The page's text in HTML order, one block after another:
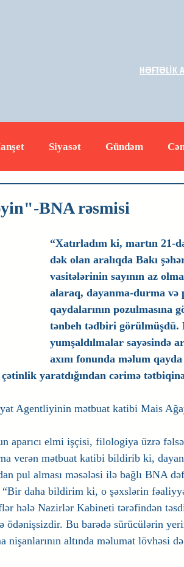
Siyasət Gündəm
BNA rəsmisi
“Xatırladım ki, martın 21-
dək olan aralıqda Bakı
vasitələrinin sayının az
alaraq, dayanma-durma və
qaydalarının pozulmasına
tənbeh tədbiri görülmüşdü.
yumşaldılmalar sayəsində
axını fonunda məlum
yaratdığından cərimə tətbiqinə
Agentliyinin mətbuat katibi Mais
aparıcı elmi işçisi, filologiya üzrə
verən mətbuat katibi bildirib ki,
pul alması məsələsi ilə bağlı BNA
daha bildirim ki, o şəxslərin
hələ Nazirlər Kabineti tərəfindən
ödənişsizdir. Bu barədə sürücülərin
nişanlarının altında məlumat lövhəsi
HƏFTƏLİK